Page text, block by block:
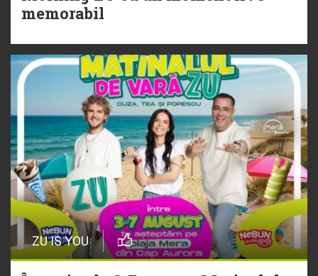
Torpedoul lui Morar: Theo Rose -
memorabil
ZU IS YOU